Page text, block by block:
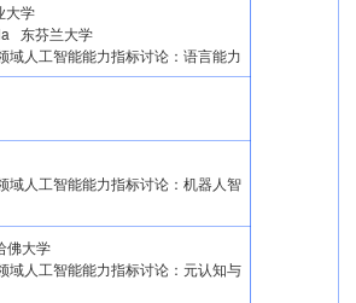
大学
东芬兰大学
域人工智能能力指标讨论：语言能力
域人工智能能力指标讨论：机器人智
佛大学
域人工智能能力指标讨论：元认知与